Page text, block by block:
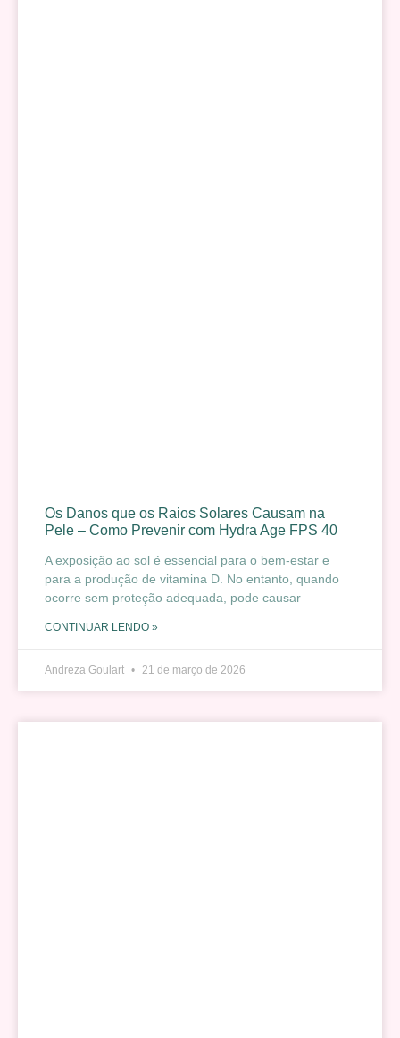
Os Danos que os Raios Solares Causam na
Pele – Como Prevenir com Hydra Age FPS 40
A exposição ao sol é essencial para o bem-estar e
para a produção de vitamina D. No entanto, quando
ocorre sem proteção adequada, pode causar
CONTINUAR LENDO »
Andreza Goulart 21 de março de 2026